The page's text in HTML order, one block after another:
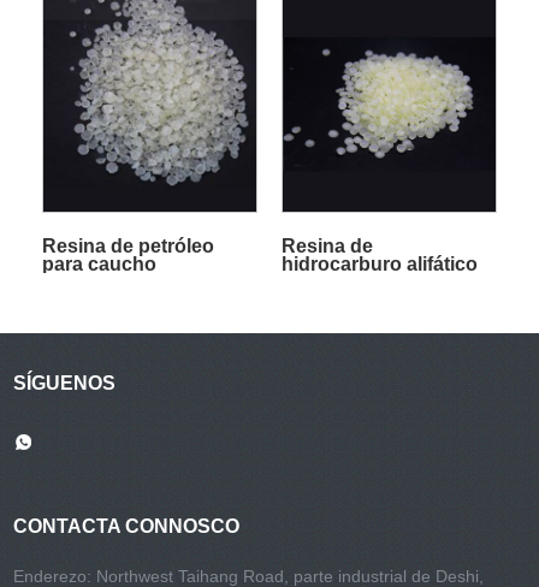
Resina de petróleo
para caucho
Resina de
hidrocarburo alifático
SÍGUENOS
CONTACTA CONNOSCO
Enderezo: Northwest Taihang Road, parte industrial de Deshi,